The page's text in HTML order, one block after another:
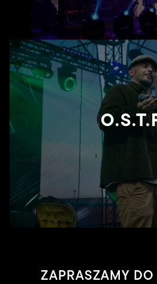
ZAPRASZAMY DO